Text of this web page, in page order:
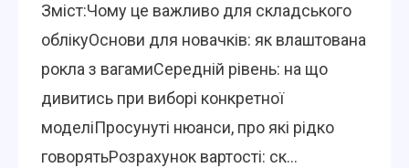
Зміст:Чому це важливо для складського
облікуОснови для новачків: як влаштована
рокла з вагамиСередній рівень: на що
дивитись при виборі конкретної
моделіПросунуті нюанси, про які рідко
говорятьРозрахунок вартості: ск...